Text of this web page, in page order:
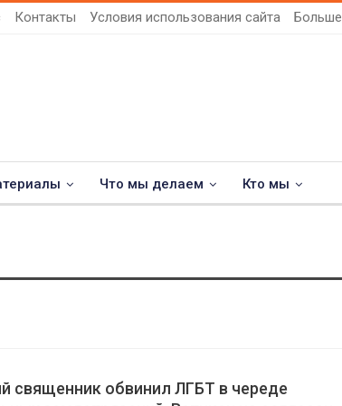
Контакты Условия использования сайта Больше
Что мы делаем Кто мы
священник обвинил ЛГБТ в череде